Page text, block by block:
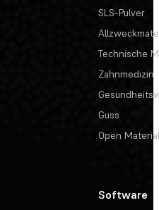
SLS-Pulver
Technische
Zahnmedizin
Guss
Open
Software